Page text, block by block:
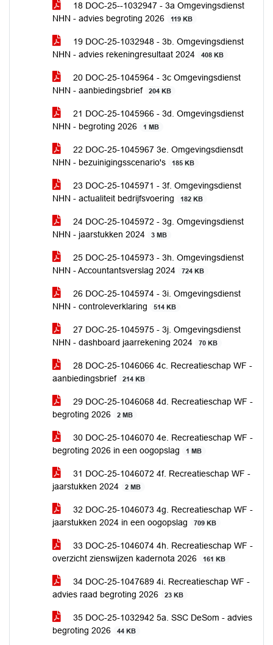
18 DOC-25--1032947 - 3a Omgevingsdienst
NHN - advies begroting 2026
119 KB
19 DOC-25-1032948 - 3b. Omgevingsdienst
NHN - advies rekeningresultaat 2024
408 KB
20 DOC-25-1045964 - 3c Omgevingsdienst
NHN - aanbiedingsbrief
204 KB
21 DOC-25-1045966 - 3d. Omgevingsdienst
NHN - begroting 2026
1 MB
22 DOC-25-1045967 3e. Omgevingsdiensdt
NHN - bezuinigingsscenario's
185 KB
23 DOC-25-1045971 - 3f. Omgevingsdienst
NHN - actualiteit bedrijfsvoering
182 KB
24 DOC-25-1045972 - 3g. Omgevingsdienst
NHN - jaarstukken 2024
3 MB
25 DOC-25-1045973 - 3h. Omgevingsdienst
NHN - Accountantsverslag 2024
724 KB
26 DOC-25-1045974 - 3i. Omgevingsdienst
NHN - controleverklaring
514 KB
27 DOC-25-1045975 - 3j. Omgevingsdienst
NHN - dashboard jaarrekening 2024
70 KB
28 DOC-25-1046066 4c. Recreatieschap WF -
aanbiedingsbrief
214 KB
29 DOC-25-1046068 4d. Recreatieschap WF -
begroting 2026
2 MB
30 DOC-25-1046070 4e. Recreatieschap WF -
begroting 2026 in een oogopslag
1 MB
31 DOC-25-1046072 4f. Recreatieschap WF -
jaarstukken 2024
2 MB
32 DOC-25-1046073 4g. Recreatieschap WF -
jaarstukken 2024 in een oogopslag
709 KB
33 DOC-25-1046074 4h. Recreatieschap WF -
overzicht zienswijzen kadernota 2026
161 KB
34 DOC-25-1047689 4i. Recreatieschap WF -
advies raad begroting 2026
23 KB
35 DOC-25-1032942 5a. SSC DeSom - advies
begroting 2026
44 KB